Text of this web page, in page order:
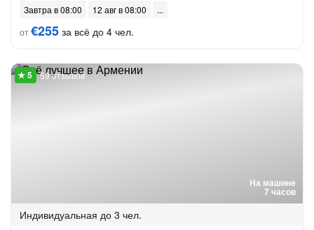
Завтра в 08:00
12 авг в 08:00
от€255 за всё до 4 чел.
На машине
7 часов
59 отзывов
Индивидуальная до 3 чел.